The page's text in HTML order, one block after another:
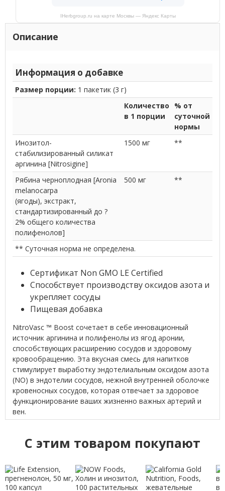
IHerbgroup.ru на карте Москвы — Яндекс Карты
Описание
Информация о добавке
Размер порции: 1 пакетик (3 г)
Количество
в 1 порции
% от
суточной
нормы
Инозитол-
стабилизированный силикат
аргинина [Nitrosigine]
1500 мг **
Рябина черноплодная [Aronia
melanocarpa
(ягоды), экстракт,
стандартизированный до ?
2% общего количества
полифенолов]
500 мг **
** Суточная норма не определена.
Сертификат Non GMO LE Certified
Способствует производству оксидов азота и
укрепляет сосуды
Пищевая добавка
NitroVasc ™ Boost сочетает в себе инновационный
источник аргинина и полифенолы из ягод аронии,
способствующих расширению сосудов и здоровому
кровообращению. Эта вкусная смесь для напитков
стимулирует выработку эндотелиальным оксидом азота
(NO) в эндотелии сосудов, нежной внутренней оболочке
кровеносных сосудов, которая отвечает за здоровое
функционирование ваших жизненно важных артерий и
вен.
C этим товаром покупают